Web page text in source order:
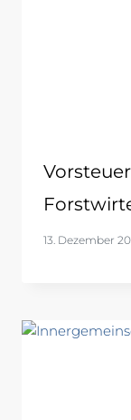
13. Dezember